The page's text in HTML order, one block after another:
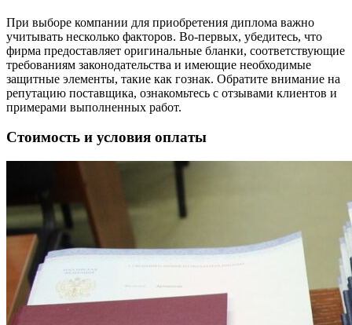
При выборе компании для приобретения диплома важно
учитывать несколько факторов. Во-первых, убедитесь, что
фирма предоставляет оригинальные бланки, соответствующие
требованиям законодательства и имеющие необходимые
защитные элементы, такие как гознак. Обратите внимание на
репутацию поставщика, ознакомьтесь с отзывами клиентов и
примерами выполненных работ.
Стоимость и условия оплаты